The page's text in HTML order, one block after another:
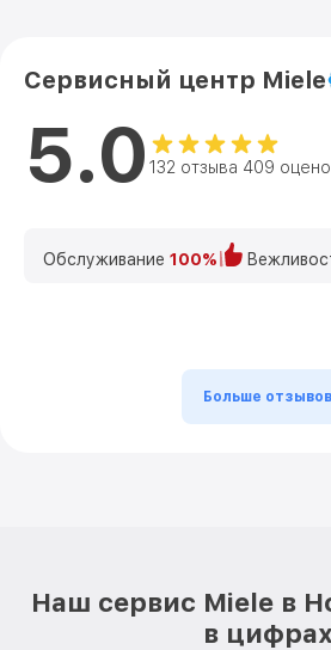
Сервисный центр Miele
5.0 132 отзыва 409
Обслуживание 100%
Больше отзывов
Наш сервис Miele в
в цифрах